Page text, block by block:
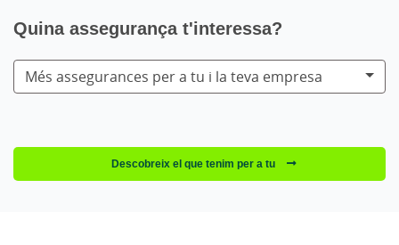
Quina assegurança t'interessa?
Més assegurances per a tu i la teva empresa
Descobreix el que tenim per a tu